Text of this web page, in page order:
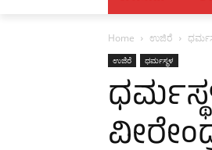
Home ಉಜಿರೆ
ಉಜಿರೆ ಧರ್ಮಸ್ಥಳ